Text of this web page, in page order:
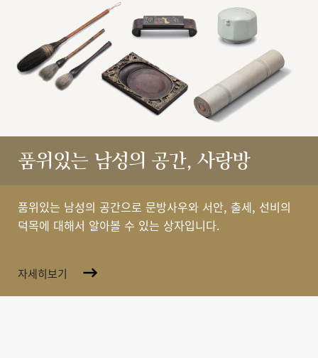
품위있는 남성의 공간, 사랑방
품위있는 남성의 공간으로 문방사우와 서안, 출세, 선비의
덕목에 대해서 알아볼 수 있는 상자입니다.
자세히보기